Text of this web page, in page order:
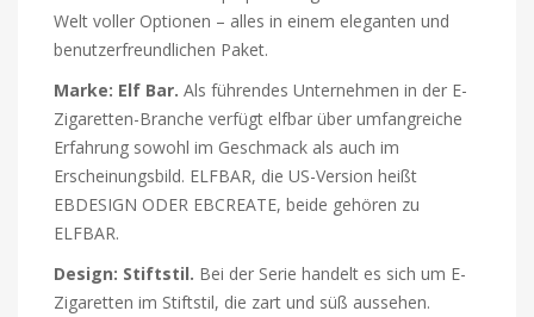
Welt voller Optionen – alles in einem eleganten und
benutzerfreundlichen Paket.
Marke: Elf Bar. Als führendes Unternehmen in der E-
Zigaretten-Branche verfügt elfbar über umfangreiche
Erfahrung sowohl im Geschmack als auch im
Erscheinungsbild. ELFBAR, die US-Version heißt
EBDESIGN ODER EBCREATE, beide gehören zu
ELFBAR.
Design: Stiftstil. Bei der Serie handelt es sich um E-
Zigaretten im Stiftstil, die zart und süß aussehen.